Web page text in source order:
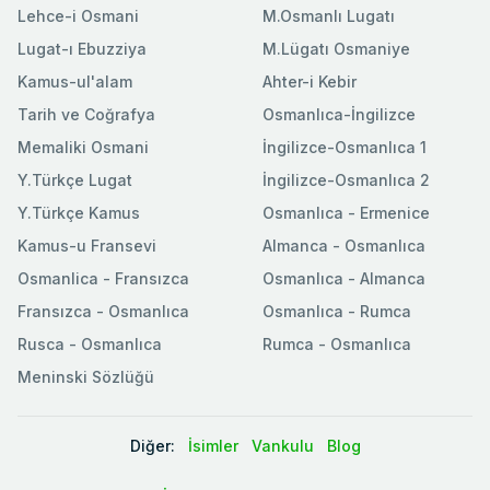
Lehce-i Osmani
Lugat-ı Ebuzziya
M.Osmanlı Lugatı
M.Lügatı Osmaniye
Kamus-ul'alam
Tarih ve Coğrafya
Memaliki Osmani
Y.Türkçe Lugat
Y.Türkçe Kamus
Ahter-i Kebir
Osmanlıca-İngilizce
İngilizce-Osmanlıca 1
İngilizce-Osmanlıca 2
Osmanlıca - Ermenice
Kamus-u Fransevi
Osmanlica - Fransızca
Fransızca - Osmanlıca
Rusca - Osmanlıca
Meninski Sözlüğü
Almanca - Osmanlıca
Osmanlıca - Almanca
Osmanlıca - Rumca
Rumca - Osmanlıca
Diğer: İsimler Vankulu Blog